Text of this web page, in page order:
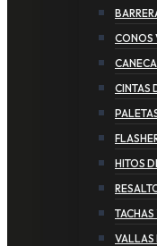
CONOS
CINTAS
HITOS
VALLAS